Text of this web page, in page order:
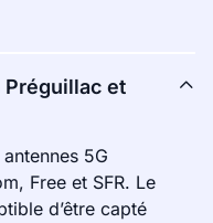
Préguillac et
5G
Free et SFR. Le
d’être capté